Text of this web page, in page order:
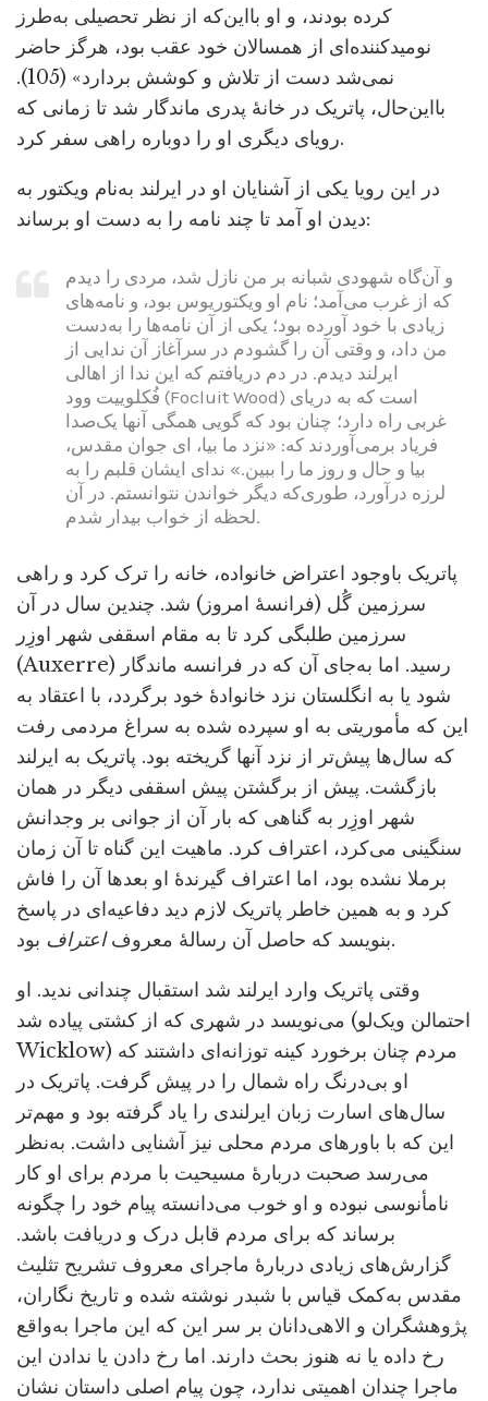
کرده بودند، و او بااین‌که از نظر تحصیلی به‌طرز
نومیدکننده‌ای از همسالان خود عقب بود، هرگز حاضر
نمی‌شد دست از تلاش و کوشش بردارد» (105).
بااین‌حال، پاتریک در خانۀ پدری ماندگار شد تا زمانی که
رویای دیگری او را دوباره راهی سفر کرد.
در این رویا یکی از آشنایان او در ایرلند به‌نام ویکتور به
دیدن او آمد تا چند نامه را به دست او برساند:
و آن‌گاه شهودی شبانه بر من نازل شد، مردی را دیدم
که از غرب می‌آمد؛ نام او ویکتوریوس بود، و نامه‌های
زیادی با خود آورده بود؛ یکی از آن نامه‌ها را به‌دست
من داد، و وقتی آن را گشودم در سرآغاز آن ندایی از
ایرلند دیدم. در دم دریافتم که این ندا از اهالی
فُکلوییت وود (Focluit Wood) است که به دریای
غربی راه دارد؛ چنان بود که گویی همگی آنها یک‌صدا
فریاد برمی‌آوردند که: «نزد ما بیا، ای جوان مقدس،
بیا و حال و روز ما را ببین.» ندای ایشان قلبم را به
لرزه درآورد، طوری‌که دیگر خواندن نتوانستم. در آن
لحظه از خواب بیدار شدم.
پاتریک باوجود اعتراض خانواده، خانه را ترک کرد و راهی
سرزمین گُل (فرانسۀ امروز) شد. چندین سال در آن
سرزمین طلبگی کرد تا به مقام اسقفی شهر اوزِر
(Auxerre) رسید. اما به‌جای آن که در فرانسه ماندگار
شود یا به انگلستان نزد خانوادۀ خود برگردد، با اعتقاد به
این که مأموریتی به او سپرده شده به سراغ مردمی رفت
که سال‌ها پیش‌تر از نزد آنها گریخته بود. پاتریک به ایرلند
بازگشت. پیش از برگشتن پیش اسقفی دیگر در همان
شهر اوزِر به گناهی که بار آن از جوانی بر وجدانش
سنگینی می‌کرد، اعتراف کرد. ماهیت این گناه تا آن زمان
برملا نشده بود، اما اعتراف گیرندۀ او بعدها آن را فاش
کرد و به همین خاطر پاتریک لازم دید دفاعیه‌ای در پاسخ
بنویسد که حاصل آن رسالۀ معروفاعتراف بود.
وقتی پاتریک وارد ایرلند شد استقبال چندانی ندید. او
می‌نویسد در شهری که از کشتی پیاده شد (احتمالن ویک‌لو
Wicklow) مردم چنان برخورد کینه توزانه‌ای داشتند که
او بی‌درنگ راه شمال را در پیش گرفت. پاتریک در
سال‌های اسارت زبان ایرلندی را یاد گرفته بود و مهم‌تر
این که با باورهای مردم محلی نیز آشنایی داشت. به‌نظر
می‌رسد صحبت دربارۀ مسیحیت با مردم برای او کار
نامأنوسی نبوده و او خوب می‌دانسته پیام خود را چگونه
برساند که برای مردم قابل درک و دریافت باشد.
گزارش‌های زیادی دربارۀ ماجرای معروف تشریح تثلیث
مقدس به‌کمک قیاس با شبدر نوشته شده و تاریخ نگاران،
پژوهشگران و الاهی‌دانان بر سر این که این ماجرا به‌واقع
رخ داده یا نه هنوز بحث دارند. اما رخ دادن یا ندادن این
ماجرا چندان اهمیتی ندارد، چون پیام اصلی داستان نشان